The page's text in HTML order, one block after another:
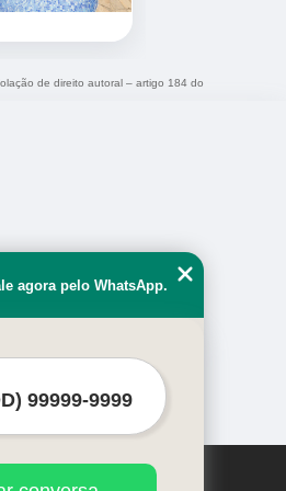
de direito autoral – artigo 184 do
agora pelo WhatsApp.